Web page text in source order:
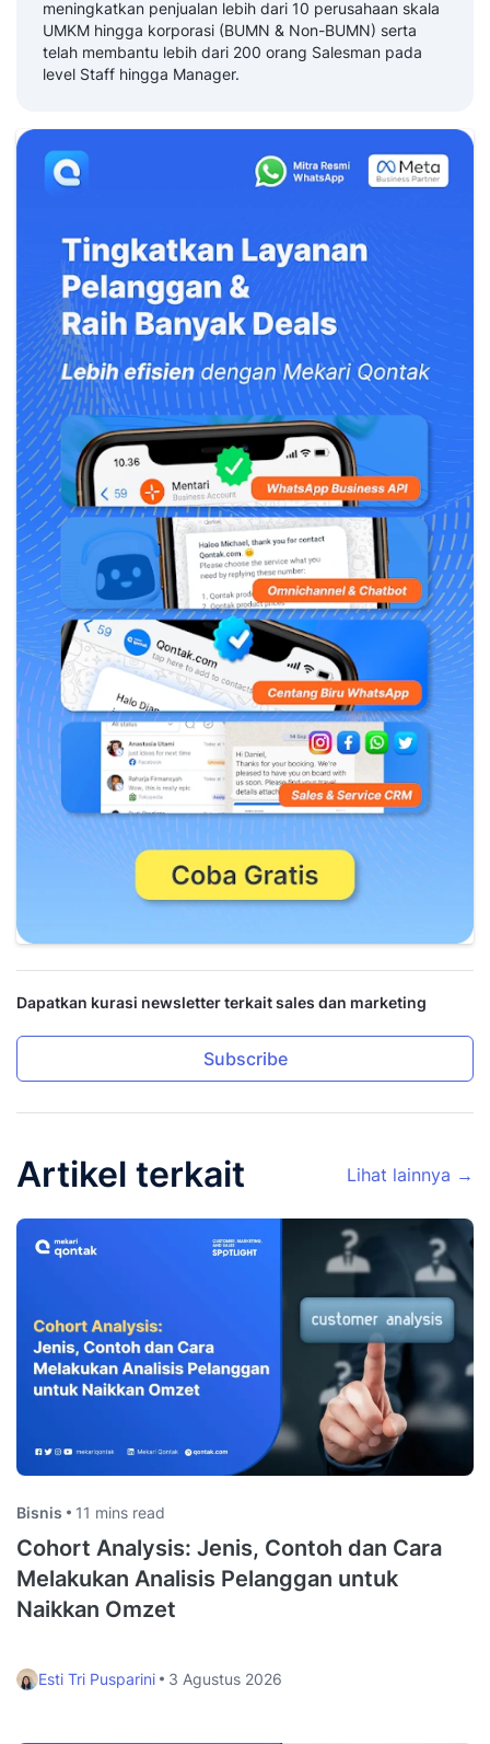
meningkatkan penjualan lebih dari 10 perusahaan skala
UMKM hingga korporasi (BUMN & Non-BUMN) serta
telah membantu lebih dari 200 orang Salesman pada
level Staff hingga Manager.
Dapatkan kurasi newsletter terkait sales dan marketing
Subscribe
Artikel terkait Lihat lainnya →
Bisnis 11 mins read
Cohort Analysis: Jenis, Contoh dan Cara
Melakukan Analisis Pelanggan untuk
Naikkan Omzet
Esti Tri Pusparini 3 Agustus 2026